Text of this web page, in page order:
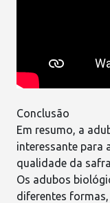
Conclusão
Em resumo, a
interessante para
qualidade da
Os adubos
diferentes